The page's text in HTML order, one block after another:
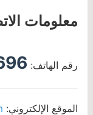
معلومات
رقم الهاتف:
الموقع الإلكتروني: